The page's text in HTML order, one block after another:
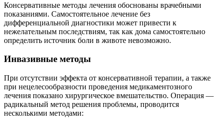
Консервативные методы лечения обоснованы врачебными
показаниями. Самостоятельное лечение без
дифференциальной диагностики может привести к
нежелательным последствиям, так как дома самостоятельно
определить источник боли в животе невозможно.
Инвазивные методы
При отсутствии эффекта от консервативной терапии, а также
при нецелесообразности проведения медикаментозного
лечения показано хирургическое вмешательство. Операция —
радикальный метод решения проблемы, проводится
несколькими методами: